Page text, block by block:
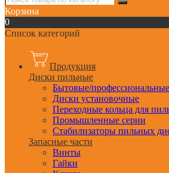
Корзина
0
Список категорий
Продукция
Диски пильные
Бытовые/
Диски установочные
Переходные кольца для
Промышленные серии
Стабилизаторы пильных
Запасные части
Винты
Гайки